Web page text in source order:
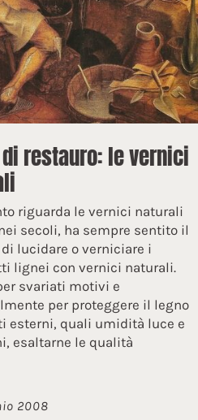
restauro: le vernici
riguarda le vernici naturali
secoli, ha sempre sentito il
lucidare o verniciare i
lignei con vernici naturali.
svariati motivi e
per proteggere il legno
esterni, quali umidità luce e
esaltarne le qualità
2008